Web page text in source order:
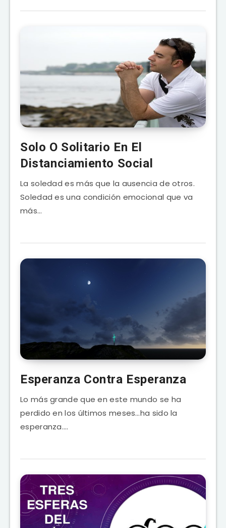
Solo O Solitario En El
Distanciamiento Social
La soledad es más que la ausencia de otros.
Soledad es una condición emocional que va
más…
Esperanza Contra Esperanza
Lo más grande que en este mundo se ha
perdido en los últimos meses…ha sido la
esperanza….